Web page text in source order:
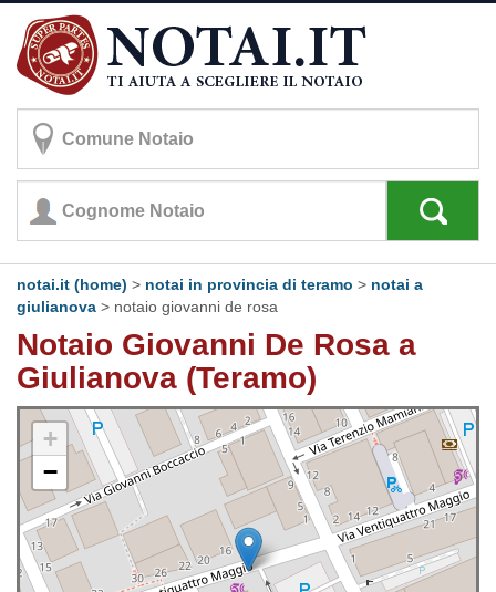
notai.it (home) > notai in provincia di teramo > notai a
giulianova > notaio giovanni de rosa
Notaio Giovanni De Rosa a
Giulianova (Teramo)
+
−